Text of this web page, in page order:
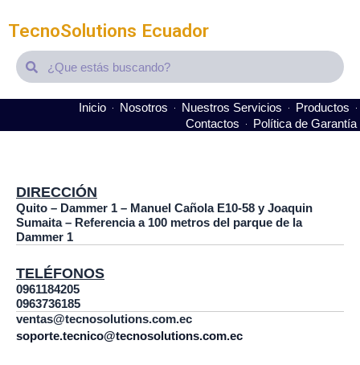
TecnoSolutions Ecuador
SearchSearch
Inicio Nosotros Nuestros Servicios
Productos
Contactos
Política de Garantía
DIRECCIÓN
Quito – Dammer 1 – Manuel Cañola E10-58 y Joaquin
Sumaita – Referencia a 100 metros del parque de la
Dammer 1
TELÉFONOS
0961184205
0963736185
ventas@tecnosolutions.com.ec
soporte.tecnico@tecnosolutions.com.ec